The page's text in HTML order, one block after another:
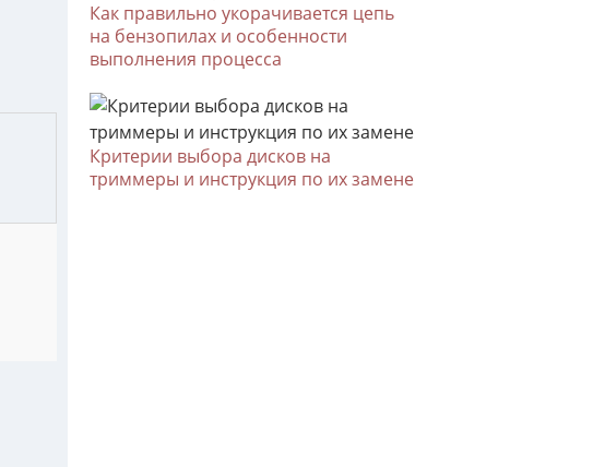
Как правильно укорачивается цепь
на бензопилах и особенности
выполнения процесса
Критерии выбора дисков на
триммеры и инструкция по их замене